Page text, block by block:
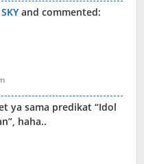
and commented:
ya sama predikat “Idol
haha..